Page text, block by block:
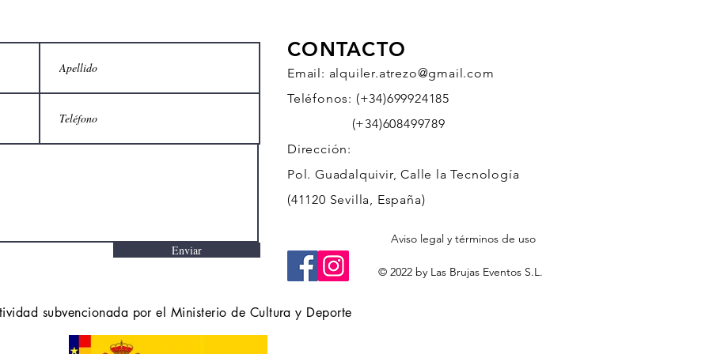
Enviar
CONTACTO
Email: alquiler.atrezo@gmail.com
Teléfonos: (+34)699924185
(+34)608499789
Dirección:
Pol. Guadalquivir, Calle la Tecnología
(41120 Sevilla, España)
Aviso legal y términos de uso
© 2022 by Las Brujas Eventos S.L.
subvencionada por el Ministerio de Cultura y Deporte